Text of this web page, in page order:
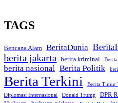
TAGS
Bencana Alam BeritaDunia
berita jakarta berita kriminal
berita nasional Berita Politik
Berita Terkini Berita Timur
Diplomasi Internasional Donald Trump DPR